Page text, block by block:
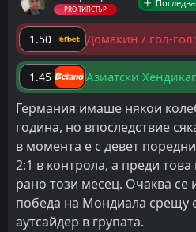
PRO ТИПСТЪР
1.50 Домакин / гол-
1.45 Азиатски
Германия имаше някои
година, но впоследствие
в момента е с девет
2:1 в контрола, а преди
рано този месец. Очаква се
победа на Мондиала срещу
аутсайдер в групата.